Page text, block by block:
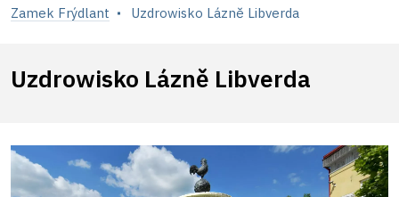
Zamek Frýdlant Uzdrowisko Lázně Libverda
Uzdrowisko Lázně Libverda